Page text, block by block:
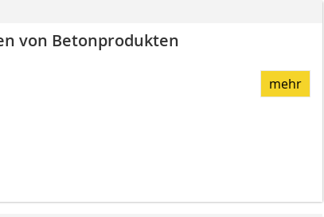
von Betonprodukten
mehr